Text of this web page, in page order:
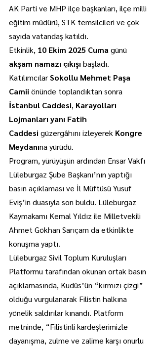
AK Parti ve MHP ilçe başkanları, ilçe milli
eğitim müdürü, STK temsilcileri ve çok
sayıda vatandaş katıldı.
Etkinlik, 10 Ekim 2025 Cuma günü
akşam namazı çıkışı başladı.
Katılımcılar Sokollu Mehmet Paşa
Camii önünde toplandıktan sonra
İstanbul Caddesi, Karayolları
Lojmanları yanı Fatih
Caddesi güzergâhını izleyerek Kongre
Meydanına yürüdü.
Program, yürüyüşün ardından Ensar Vakfı
Lüleburgaz Şube Başkanı’nın yaptığı
basın açıklaması ve İl Müftüsü Yusuf
Eviş’in duasıyla son buldu. Lüleburgaz
Kaymakamı Kemal Yıldız ile Milletvekili
Ahmet Gökhan Sarıçam da etkinlikte
konuşma yaptı.
Lüleburgaz Sivil Toplum Kuruluşları
Platformu tarafından okunan ortak basın
açıklamasında, Kudüs’ün “kırmızı çizgi”
olduğu vurgulanarak Filistin halkına
yönelik saldırılar kınandı. Platform
metninde, “Filistinli kardeşlerimizle
dayanışma, zulme ve zalime karşı onurlu